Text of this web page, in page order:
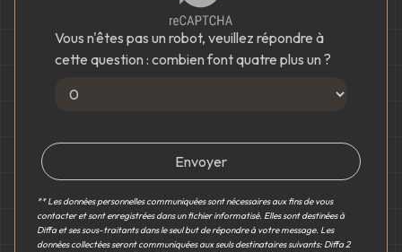
Vous n'êtes pas un robot, veuillez répondre à
cette question : combien font quatre plus un ?
Envoyer
** Les données personnelles communiquées sont nécessaires aux fins de vous
contacter et sont enregistrées dans un fichier informatisé. Elles sont destinées à
Diffa et ses sous-traitants dans le seul but de répondre à votre message. Les
données collectées seront communiquées aux seuls destinataires suivants: Diffa 2